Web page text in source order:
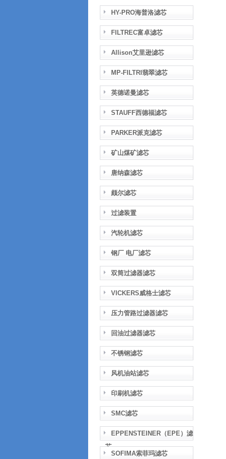
HY-PRO海普洛滤芯
FILTREC富卓滤芯
Allison艾里逊滤芯
MP-FILTRI翡翠滤芯
英德诺曼滤芯
STAUFF西德福滤芯
PARKER派克滤芯
矿山煤矿滤芯
唐纳森滤芯
颇尔滤芯
过滤装置
汽轮机滤芯
钢厂 电厂滤芯
双筒过滤器滤芯
VICKERS威格士滤芯
压力管路过滤器滤芯
回油过滤器滤芯
不锈钢滤芯
风机油站滤芯
印刷机滤芯
SMC滤芯
EPPENSTEINER（EPE）滤
芯
SOFIMA索菲玛滤芯